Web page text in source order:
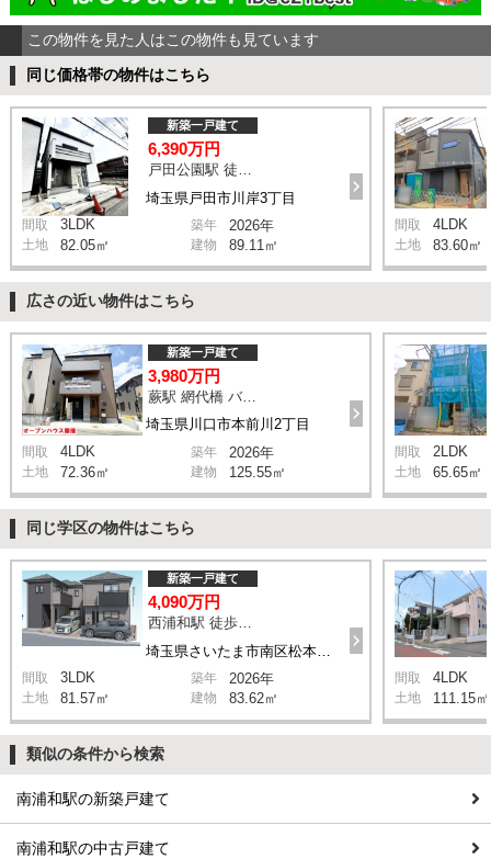
この物件を見た人はこの物件も見ています
同じ価格帯の物件はこちら
埼玉県戸田市川岸3丁目
新築一戸建て
6,390万円
戸田公園駅 徒歩9分
間取 3LDK 築年 2026年
土地 82.05㎡ 建物 89.11㎡
間取 4LDK
土地 83.60㎡
広さの近い物件はこちら
埼玉県川口市本前川2丁目
新築一戸建て
3,980万円
蕨駅 網代橋 バス18分 停歩3分
間取 4LDK 築年 2026年
土地 72.36㎡ 建物 125.55㎡
間取 2LDK
土地 65.65㎡
同じ学区の物件はこちら
新築一戸建て
4,090万円
西浦和駅 徒歩14分
間取 3LDK 築年 2026年
土地 81.57㎡ 建物 83.62㎡
間取 4LDK
土地 111.15㎡
類似の条件から検索
南浦和駅の新築戸建て
南浦和駅の中古戸建て